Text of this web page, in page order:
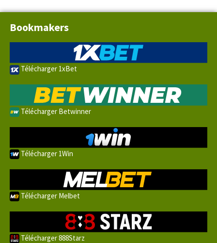
Bookmakers
Télécharger 1xBet
Télécharger Betwinner
Télécharger 1Win
Télécharger Melbet
Télécharger 888Starz